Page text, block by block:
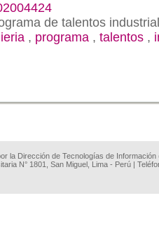
de talentos
, programa , talentos ,
la Dirección de Tecnologías de
N° 1801, San Miguel, Lima - Perú |